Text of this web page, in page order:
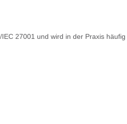
27001 und wird in der Praxis